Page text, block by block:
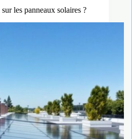
les panneaux solaires ?